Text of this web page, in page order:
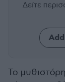
Δείτε
Το